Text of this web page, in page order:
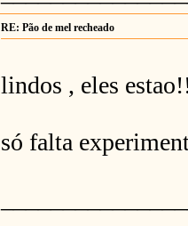
RE: Pão de mel recheado
lindos , eles
só falta